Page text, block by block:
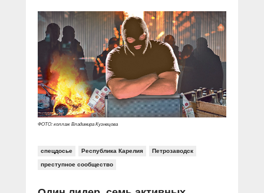
ФОТО: коллаж Владимира Кузнецова
спецдосье Республика Карелия Петрозаводск
преступное сообщество